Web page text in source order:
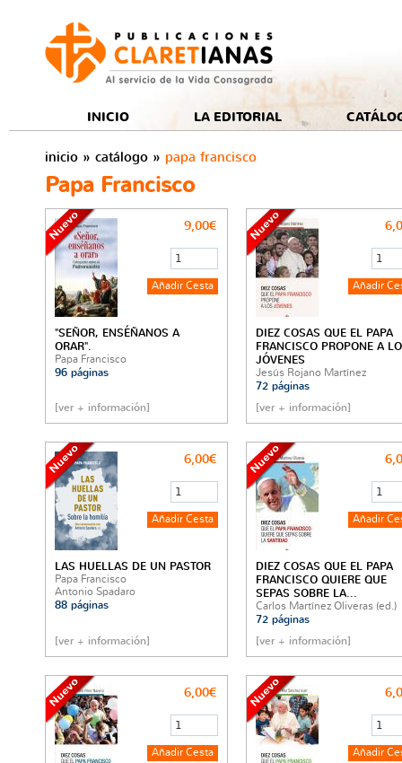
INICIO LA EDITORIAL
inicio » catálogo » papa francisco
Papa Francisco
"SEÑOR, ENSÉÑANOS A
ORAR".
Papa Francisco
96 páginas
[ver + información]
9,00€
DIEZ COSAS QUE EL PAPA
FRANCISCO PROPONE A
JÓVENES
Jesús Rojano Martínez
72 páginas
[ver + información]
LAS HUELLAS DE UN PASTOR
Papa Francisco
Antonio Spadaro
88 páginas
[ver + información]
6,00€
DIEZ COSAS QUE EL PAPA
FRANCISCO QUIERE QUE
SEPAS SOBRE LA...
Carlos Martínez Oliveras (ed.)
72 páginas
[ver + información]
6,00€